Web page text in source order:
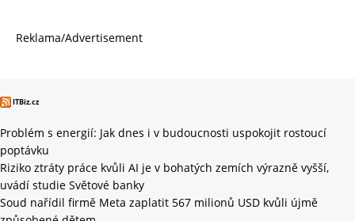
Reklama/Advertisement
ITBiz.cz
Problém s energií: Jak dnes i v budoucnosti uspokojit rostoucí
poptávku
Riziko ztráty práce kvůli AI je v bohatých zemích výrazně vyšší,
uvádí studie Světové banky
Soud nařídil firmě Meta zaplatit 567 milionů USD kvůli újmě